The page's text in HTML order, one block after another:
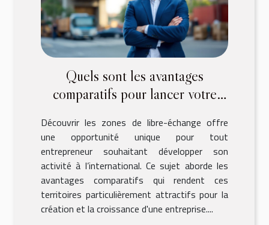
Quels sont les avantages
comparatifs pour lancer votre
libre-échange ?
Découvrir les zones de libre-échange offre
une opportunité unique pour tout
entrepreneur souhaitant développer son
activité à l’international. Ce sujet aborde les
avantages comparatifs qui rendent ces
territoires particulièrement attractifs pour la
création et la croissance d'une entreprise....